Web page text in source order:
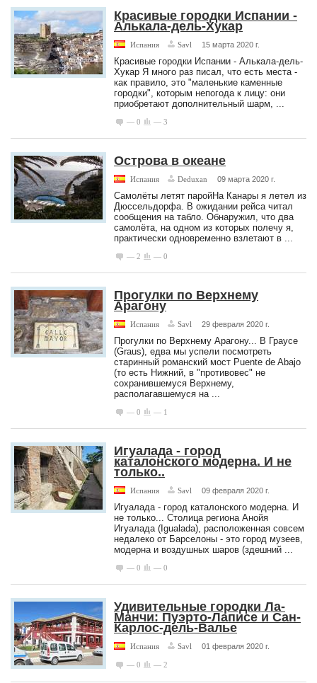
Красивые городки Испании -
Алькала-дель-Хукар
Испания Savl 15 марта 2020 г.
Красивые городки Испании - Алькала-дель-
Хукар Я много раз писал, что есть места -
как правило, это "маленькие каменные
городки", которым непогода к лицу: они
приобретают дополнительный шарм, ...
— 0 — 3
Острова в океане
Испания Deduxan 09 марта 2020 г.
Самолёты летят паройНа Канары я летел из
Дюссельдорфа. В ожидании рейса читал
сообщения на табло. Обнаружил, что два
самолёта, на одном из которых полечу я,
практически одновременно взлетают в ...
— 2 — 0
Прогулки по Верхнему
Арагону
Испания Savl 29 февраля 2020 г.
Прогулки по Верхнему Арагону... В Граусе
(Graus), едва мы успели посмотреть
старинный романский мост Puente de Abajo
(то есть Нижний, в "противовес" не
сохранившемуся Верхнему,
располагавшемуся на ...
— 0 — 1
Игуалада - город
каталонского модерна. И не
только..
Испания Savl 09 февраля 2020 г.
Игуалада - город каталонского модерна. И
не только... Столица региона Анойя
Игуалада (Igualada), расположенная совсем
недалеко от Барселоны - это город музеев,
модерна и воздушных шаров (здешний ...
— 0 — 0
Удивительные городки Ла-
Манчи: Пуэрто-Лаписе и Сан-
Карлос-дель-Валье
Испания Savl 01 февраля 2020 г.
— 0 — 2